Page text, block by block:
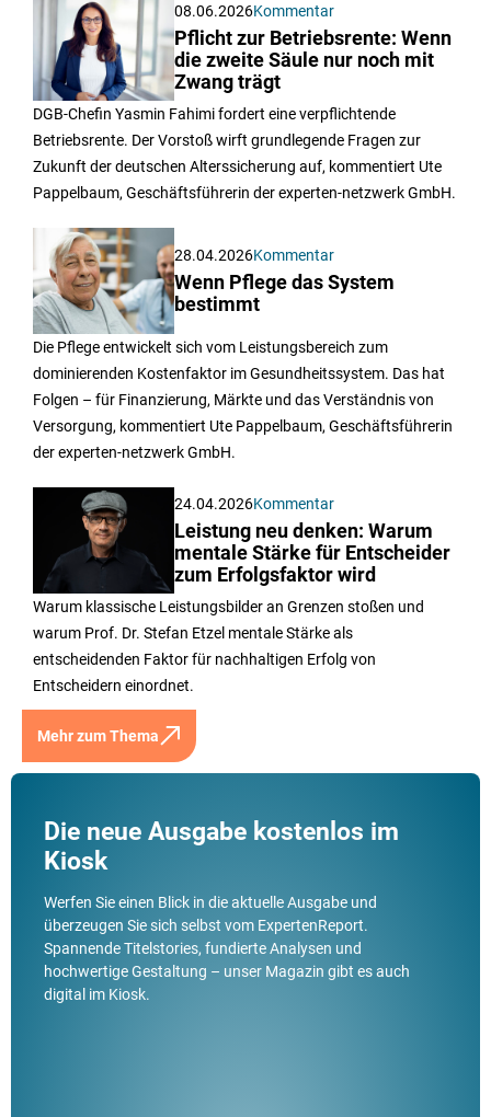
08.06.2026Kommentar
Pflicht zur Betriebsrente: Wenn
die zweite Säule nur noch mit
Zwang trägt
DGB-Chefin Yasmin Fahimi fordert eine verpflichtende
Betriebsrente. Der Vorstoß wirft grundlegende Fragen zur
Zukunft der deutschen Alterssicherung auf, kommentiert Ute
Pappelbaum, Geschäftsführerin der experten-netzwerk GmbH.
28.04.2026Kommentar
Wenn Pflege das System
bestimmt
Die Pflege entwickelt sich vom Leistungsbereich zum
dominierenden Kostenfaktor im Gesundheitssystem. Das hat
Folgen – für Finanzierung, Märkte und das Verständnis von
Versorgung, kommentiert Ute Pappelbaum, Geschäftsführerin
der experten-netzwerk GmbH.
24.04.2026Kommentar
Leistung neu denken: Warum
mentale Stärke für Entscheider
zum Erfolgsfaktor wird
Warum klassische Leistungsbilder an Grenzen stoßen und
warum Prof. Dr. Stefan Etzel mentale Stärke als
entscheidenden Faktor für nachhaltigen Erfolg von
Entscheidern einordnet.
Mehr zum Thema
Die neue Ausgabe kostenlos im
Kiosk
Werfen Sie einen Blick in die aktuelle Ausgabe und
überzeugen Sie sich selbst vom ExpertenReport.
Spannende Titelstories, fundierte Analysen und
hochwertige Gestaltung – unser Magazin gibt es auch
digital im Kiosk.